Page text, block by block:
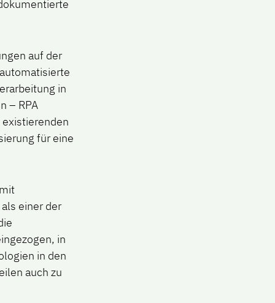
auf der
in
– RPA
für eine
einer der
in
in den
auch zu